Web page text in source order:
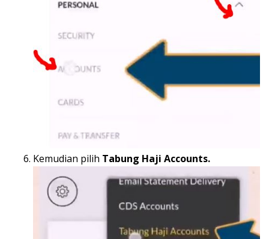
Kemudian pilih Tabung Haji Accounts.